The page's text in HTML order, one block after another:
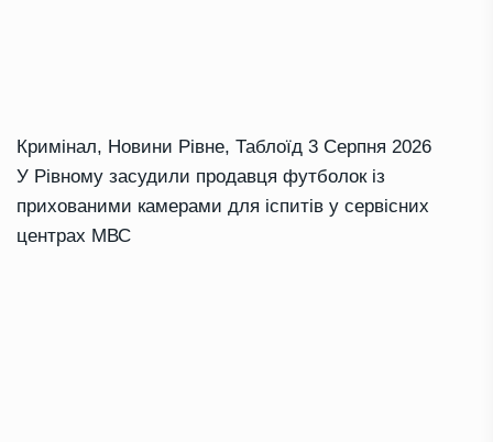
Кримінал, Новини Рівне, Таблоїд 3 Серпня 2026
У Рівному засудили продавця футболок із
прихованими камерами для іспитів у сервісних
центрах МВС